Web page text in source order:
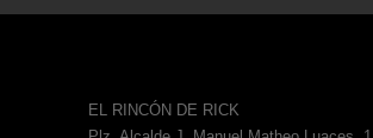
EL RINCÓN DE RICK